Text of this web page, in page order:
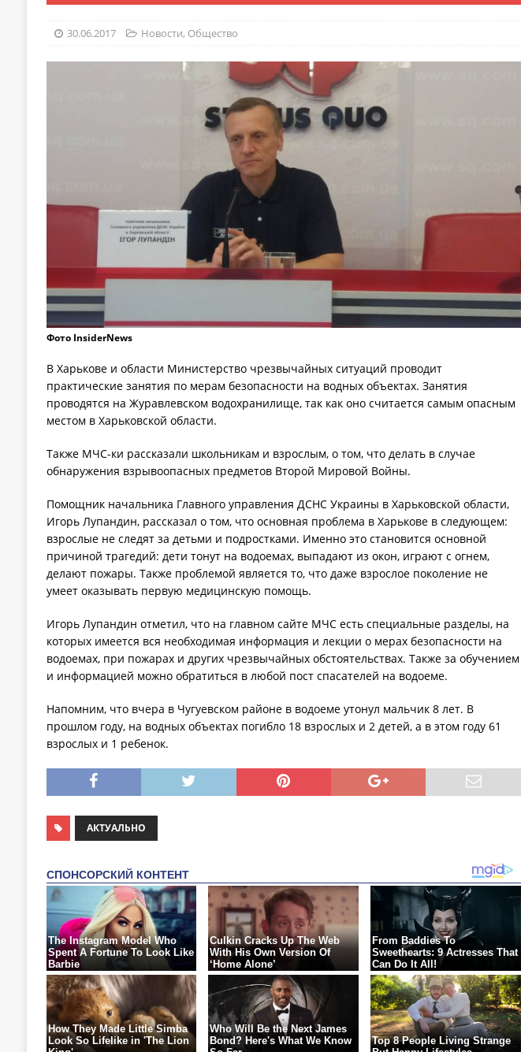
30.06.2017 Новости, Общество
Фото InsiderNews
В Харькове и области Министерство чрезвычайных ситуаций проводит
практические занятия по мерам безопасности на водных объектах. Занятия
проводятся на Журавлевском водохранилище, так как оно считается самым опасным
местом в Харьковской области.
Также МЧС-ки рассказали школьникам и взрослым, о том, что делать в случае
обнаружения взрывоопасных предметов Второй Мировой Войны.
Помощник начальника Главного управления ДСНС Украины в Харьковской области,
Игорь Лупандин, рассказал о том, что основная проблема в Харькове в следующем:
взрослые не следят за детьми и подростками. Именно это становится основной
причиной трагедий: дети тонут на водоемах, выпадают из окон, играют с огнем,
делают пожары. Также проблемой является то, что даже взрослое поколение не
умеет оказывать первую медицинскую помощь.
Игорь Лупандин отметил, что на главном сайте МЧС есть специальные разделы, на
которых имеется вся необходимая информация и лекции о мерах безопасности на
водоемах, при пожарах и других чрезвычайных обстоятельствах. Также за обучением
и информацией можно обратиться в любой пост спасателей на водоеме.
Напомним, что вчера в Чугуевском районе в водоеме утонул мальчик 8 лет. В
прошлом году, на водных объектах погибло 18 взрослых и 2 детей, а в этом году 61
взрослых и 1 ребенок.
АКТУАЛЬНО